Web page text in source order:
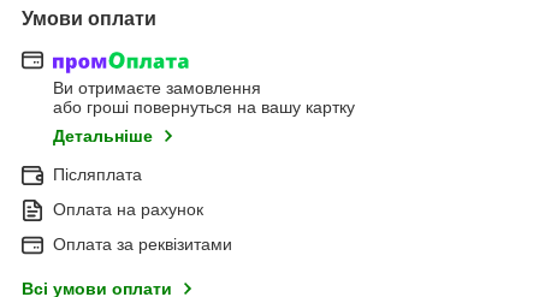
Умови оплати
Ви отримаєте замовлення
або гроші повернуться на вашу картку
Детальніше
Післяплата
Оплата на рахунок
Оплата за реквізитами
Всі умови оплати